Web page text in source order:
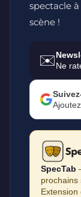
spectacle
scène !
✉️Ne
SpecTab
prochains
Extension